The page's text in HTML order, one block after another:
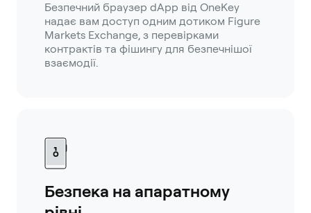
Безпечний браузер dApp від OneKey
надає вам доступ одним дотиком Figure
Markets Exchange, з перевірками
контрактів та фішингу для безпечнішої
взаємодії.
Безпека на апаратному